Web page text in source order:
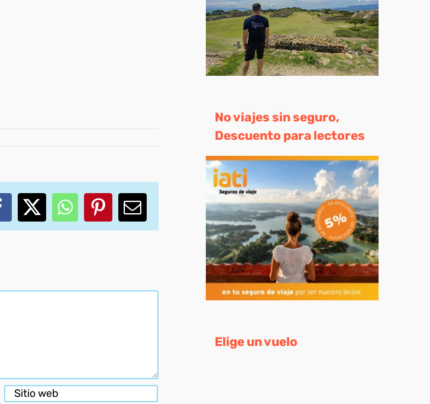
X WhatsApp
PinterestCorreo
electrónico
No viajes sin seguro,
Descuento para lectores
Elige un vuelo